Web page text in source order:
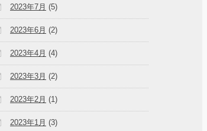
2023年7月 (5)
2023年6月 (2)
2023年4月 (4)
2023年3月 (2)
2023年2月 (1)
2023年1月 (3)